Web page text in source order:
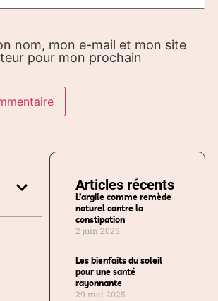
nom, mon e-mail et mon site
pour mon prochain
Articles récents
L’argile comme remède
naturel contre la
constipation
2 juin 2025
Les bienfaits du soleil
pour une santé
rayonnante
29 mai 2025